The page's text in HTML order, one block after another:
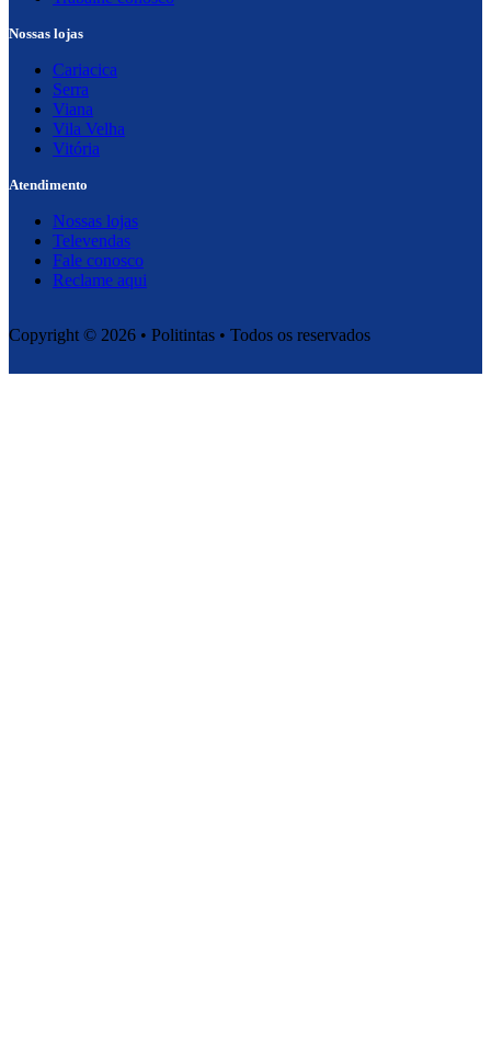
Nossas lojas
Cariacica
Serra
Viana
Vila Velha
Vitória
Atendimento
Nossas lojas
Televendas
Fale conosco
Reclame aqui
Copyright © 2026 • Politintas • Todos os reservados